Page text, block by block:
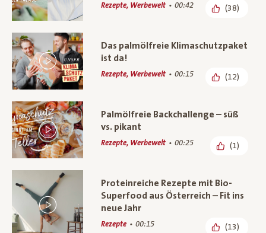
Rezepte, Werbewelt 00:42 (38)
Das palmölfreie Klimaschutzpaket
ist da!
Rezepte, Werbewelt 00:15 (12)
Palmölfreie Backchallenge – süß
vs. pikant
Rezepte, Werbewelt 00:25 (1)
Proteinreiche Rezepte mit Bio-
Superfood aus Österreich – Fit ins
neue Jahr
Rezepte 00:15 (13)